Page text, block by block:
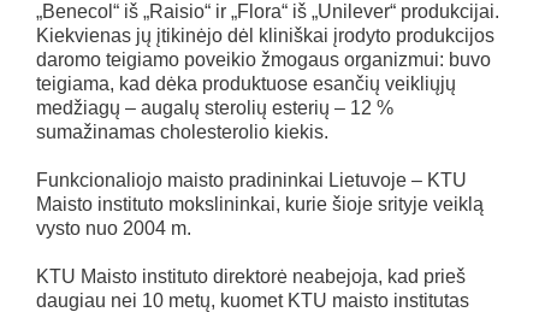
„Benecol“ iš „Raisio“ ir „Flora“ iš „Unilever“ produkcijai.
Kiekvienas jų įtikinėjo dėl kliniškai įrodyto produkcijos
daromo teigiamo poveikio žmogaus organizmui: buvo
teigiama, kad dėka produktuose esančių veikliųjų
medžiagų – augalų sterolių esterių – 12 %
sumažinamas cholesterolio kiekis.
Funkcionaliojo maisto pradininkai Lietuvoje – KTU
Maisto instituto mokslininkai, kurie šioje srityje veiklą
vysto nuo 2004 m.
KTU Maisto instituto direktorė neabejoja, kad prieš
daugiau nei 10 metų, kuomet KTU maisto institutas